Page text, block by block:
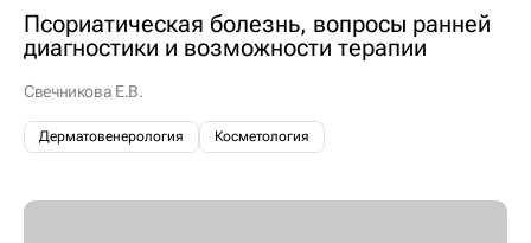
Псориатическая болезнь, вопросы ранней
диагностики и возможности терапии
Свечникова Е.В.
Дерматовенерология Косметология